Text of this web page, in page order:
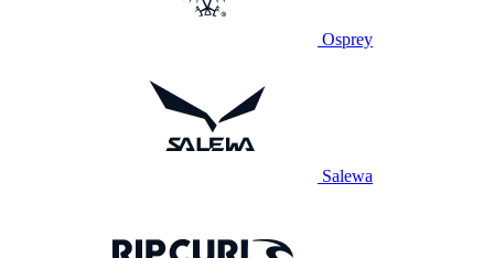
Osprey
Salewa